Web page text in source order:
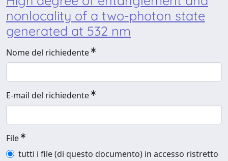
nonlocality of a two-photon state
generated at 532 nm
Nome del richiedente
E-mail del richiedente
File
tutti i file (di questo documento) in accesso ristretto